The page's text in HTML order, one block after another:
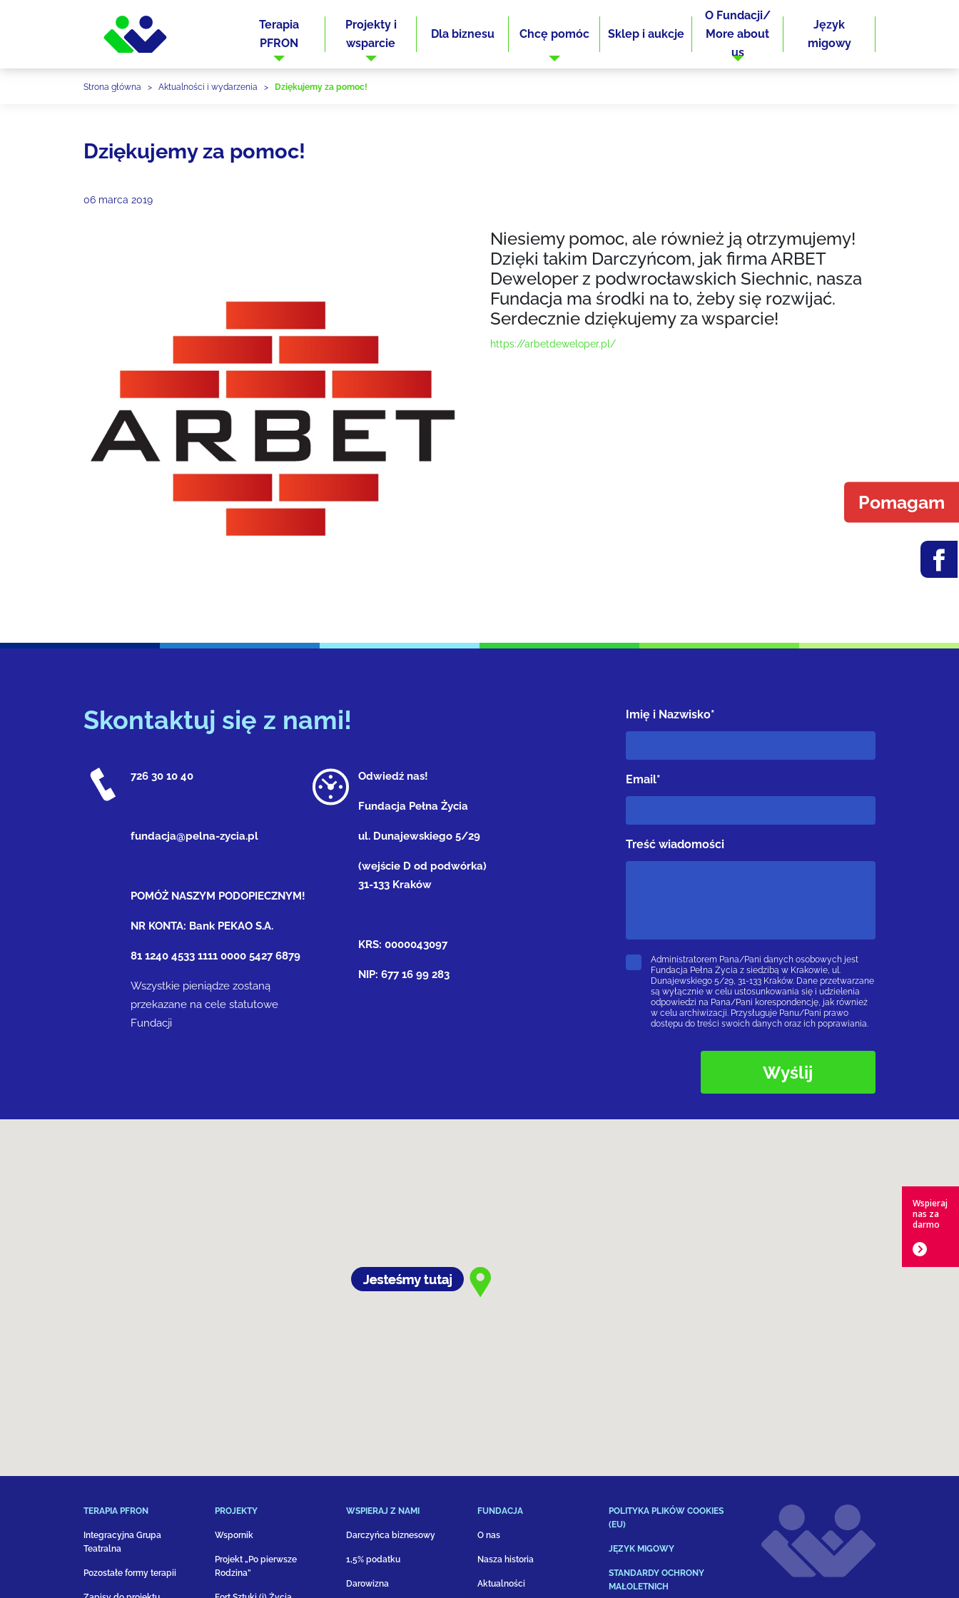
Terapia
PFRON
Projekty i
wsparcie
Dla biznesu Chcę pomóc Sklep i aukcje
O Fundacji/
More about
us
Język
migowy
Pomagam
Strona główna > Aktualności i wydarzenia > Dziękujemy za pomoc!
Dziękujemy za pomoc!
06 marca 2019
Niesiemy pomoc, ale również ją otrzymujemy!
Dzięki takim Darczyńcom, jak firma ARBET
Deweloper z podwrocławskich Siechnic, nasza
Fundacja ma środki na to, żeby się rozwijać.
Serdecznie dziękujemy za wsparcie!
https://arbetdeweloper.pl/
Skontaktuj się z nami!
726 30 10 40
fundacja@pelna-zycia.pl
POMÓŻ NASZYM PODOPIECZNYM!
NR KONTA: Bank PEKAO S.A.
81 1240 4533 1111 0000 5427 6879
Wszystkie pieniądze zostaną
przekazane na cele statutowe
Fundacji
Odwiedź nas!
Fundacja Pełna Życia
ul. Dunajewskiego 5/29
(wejście D od podwórka)
31-133 Kraków
KRS: 0000043097
NIP: 677 16 99 283
Imię i Nazwisko*
Email*
Treść wiadomości
Administratorem Pana/Pani danych osobowych jest
Fundacja Pełna Życia z siedzibą w Krakowie, ul.
Dunajewskiego 5/29, 31-133 Kraków. Dane przetwarzane
są wyłącznie w celu ustosunkowania się i udzielenia
odpowiedzi na Pana/Pani korespondencję, jak również
w celu archiwizacji. Przysługuje Panu/Pani prawo
dostępu do treści swoich danych oraz ich poprawiania.
TERAPIA PFRON
Integracyjna Grupa
Teatralna
Pozostałe formy terapii
PROJEKTY
Wspornik
Projekt „Po pierwsze
Rodzina”
WSPIERAJ Z NAMI
Darczyńca biznesowy
1,5% podatku
Darowizna
FUNDACJA
O nas
Nasza historia
Aktualności
POLITYKA PLIKÓW COOKIES
(EU)
JĘZYK MIGOWY
STANDARDY OCHRONY
MAŁOLETNICH
Wspieraj
nas za
darmo